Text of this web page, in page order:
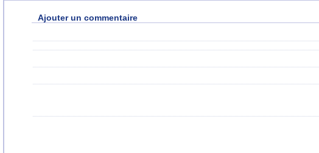
Ajouter un commentaire